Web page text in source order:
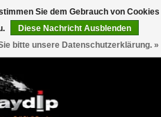
0 Artikel - €0,00
Sie dem Gebrauch von Cookies
Diese Nachricht Ausblenden
bitte unsere Datenschutzerklärung. »